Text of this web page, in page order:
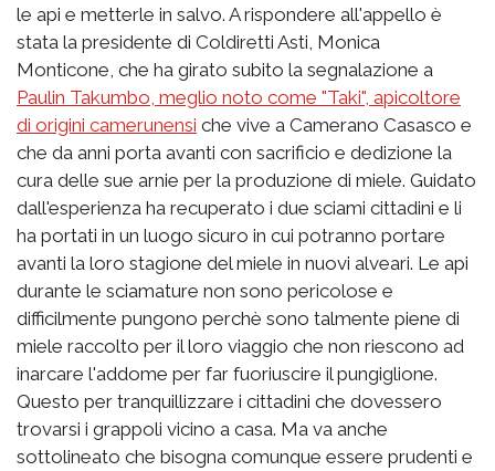
le api e metterle in salvo. A rispondere all'appello è
stata la presidente di Coldiretti Asti, Monica
Monticone, che ha girato subito la segnalazione a
Paulin Takumbo, meglio noto come "Taki", apicoltore
di origini camerunensi che vive a Camerano Casasco e
che da anni porta avanti con sacrificio e dedizione la
cura delle sue arnie per la produzione di miele. Guidato
dall'esperienza ha recuperato i due sciami cittadini e li
ha portati in un luogo sicuro in cui potranno portare
avanti la loro stagione del miele in nuovi alveari. Le api
durante le sciamature non sono pericolose e
difficilmente pungono perchè sono talmente piene di
miele raccolto per il loro viaggio che non riescono ad
inarcare l'addome per far fuoriuscire il pungiglione.
Questo per tranquillizzare i cittadini che dovessero
trovarsi i grappoli vicino a casa. Ma va anche
sottolineato che bisogna comunque essere prudenti e